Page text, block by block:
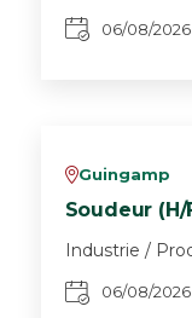
06/08/2026
vGuingamp
Soudeur (H/
Industrie /
06/08/2026